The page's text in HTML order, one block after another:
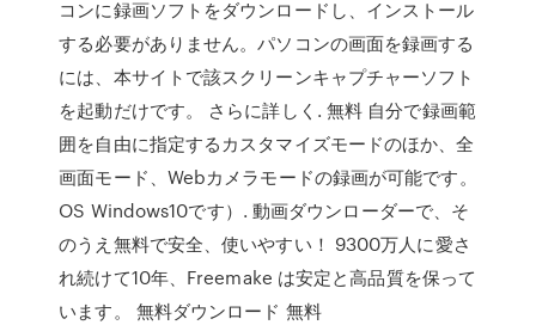
コンに録画ソフトをダウンロードし、インストール
する必要がありません。パソコンの画面を録画する
には、本サイトで該スクリーンキャプチャーソフト
を起動だけです。 さらに詳しく. 無料 自分で録画範
囲を自由に指定するカスタマイズモードのほか、全
画面モード、Webカメラモードの録画が可能です。
OS Windows10です）. 動画ダウンローダーで、そ
のうえ無料で安全、使いやすい！ 9300万人に愛さ
れ続けて10年、Freemake は安定と高品質を保って
います。 無料ダウンロード 無料